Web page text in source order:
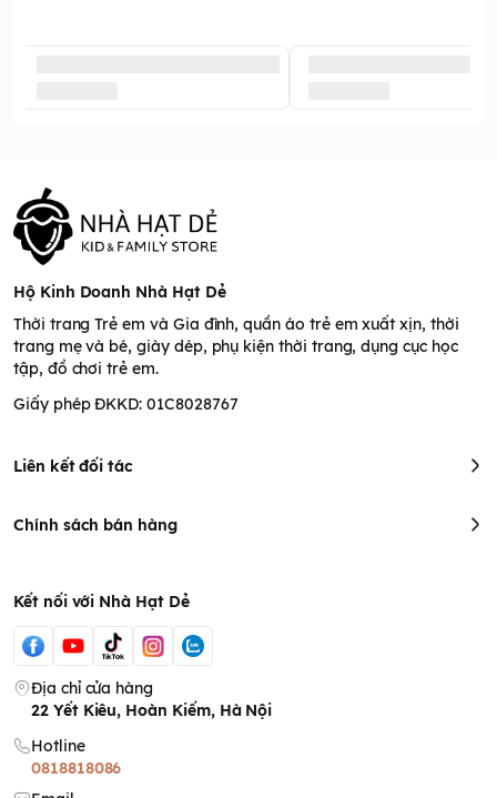
Hộ Kinh Doanh Nhà Hạt Dẻ
Thời trang Trẻ em và Gia đình, quần áo trẻ em xuất xịn, thời
trang mẹ và bé, giày dép, phụ kiện thời trang, dụng cục học
tập, đồ chơi trẻ em.
Giấy phép ĐKKD: 01C8028767
Liên kết đối tác
Chính sách bán hàng
Kết nối với Nhà Hạt Dẻ
Địa chỉ cửa hàng
22 Yết Kiêu, Hoàn Kiếm, Hà Nội
Hotline
0818818086